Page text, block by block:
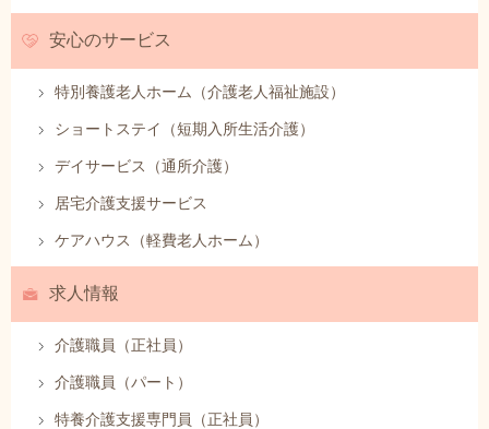
安心のサービス
特別養護老人ホーム（介護老人福祉施設）
ショートステイ（短期入所生活介護）
デイサービス（通所介護）
居宅介護支援サービス
ケアハウス（軽費老人ホーム）
求人情報
介護職員（正社員）
介護職員（パート）
特養介護支援専門員（正社員）